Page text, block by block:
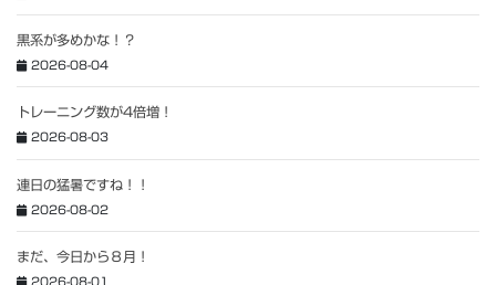
黒系が多めかな！？
2026-08-04
トレーニング数が4倍増！
2026-08-03
連日の猛暑ですね！！
2026-08-02
まだ、今日から８月！
2026-08-01